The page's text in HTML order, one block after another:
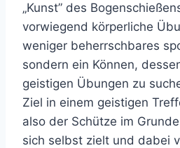
„Kunst” des
vorwiegend körperliche
weniger beherrschbares
sondern ein Können,
geistigen Übungen zu
Ziel in einem geistigen
also der Schütze im
sich selbst zielt und dabei